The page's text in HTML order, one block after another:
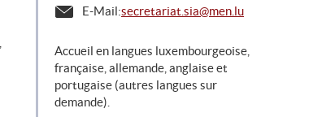
E-Mail:secretariat.sia@men.lu
Accueil en langues luxembourgeoise,
française, allemande, anglaise et
portugaise (autres langues sur
demande).